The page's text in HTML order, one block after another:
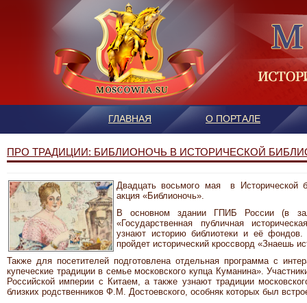
ГЛАВНАЯ О ПОРТАЛЕ
ПРО ТРАДИЦИИ: БИБЛИОНОЧЬ В ИСТОРИЧЕСКОЙ
Двадцать восьмого мая в Исторической
акция «Библионочь».
В основном здании ГПИБ России (в
«Государственная публичная
узнают историю библиотеки и её
пройдет исторический кроссворд «Знаешь
Также для посетителей подготовлена отдельная программа с
купеческие традиции в семье московского купца Куманина».
Российской империи с Китаем, а также узнают традиции
близких родственников Ф.М. Достоевского, особняк которых был